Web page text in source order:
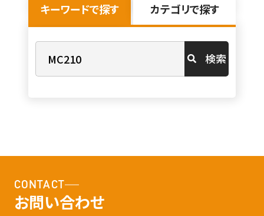
キーワードで探す カテゴリで探す
検索
CONTACT
お問い合わせ